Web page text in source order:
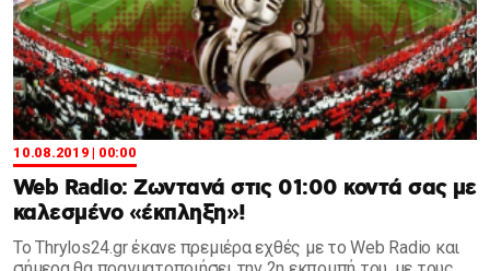
10.08.2019 | 00:00
Web Radio: Ζωντανά στις 01:00 κοντά σας με
καλεσμένο «έκπληξη»!
Το Thrylos24.gr έκανε πρεμιέρα εχθές με το Web Radio και